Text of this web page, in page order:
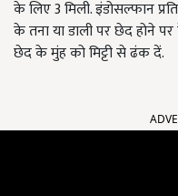
के लिए 3 मिली. इंडोसल्फान
के तना या डाली पर छेद होने
छेद के मुंह को मिट्टी से ढंक दें.